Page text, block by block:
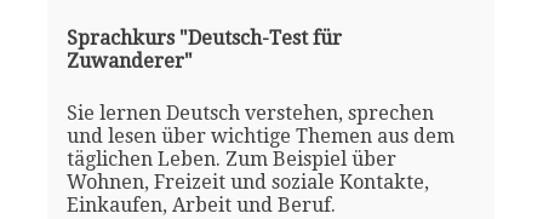
Sprachkurs "Deutsch-Test für
Zuwanderer"
Sie lernen Deutsch verstehen, sprechen
und lesen über wichtige Themen aus dem
täglichen Leben. Zum Beispiel über
Wohnen, Freizeit und soziale Kontakte,
Einkaufen, Arbeit und Beruf.